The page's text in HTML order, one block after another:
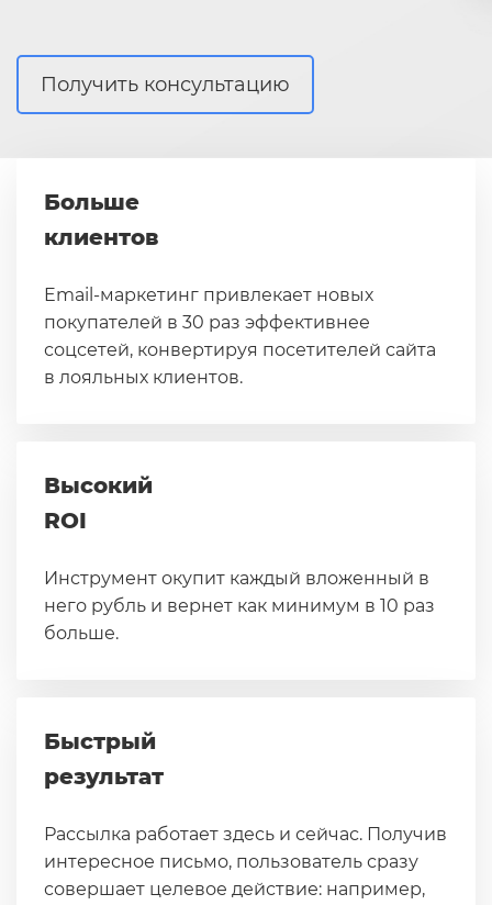
Получить консультацию
Больше
клиентов
Email-маркетинг привлекает новых
покупателей в 30 раз эффективнее
соцсетей, конвертируя посетителей сайта
в лояльных клиентов.
Высокий
ROI
Инструмент окупит каждый вложенный в
него рубль и вернет как минимум в 10 раз
больше.
Быстрый
результат
Рассылка работает здесь и сейчас. Получив
интересное письмо, пользователь сразу
совершает целевое действие: например,